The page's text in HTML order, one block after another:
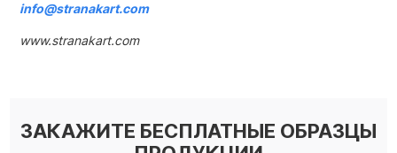
info@stranakart.com
www.stranakart.com
ЗАКАЖИТЕ БЕСПЛАТНЫЕ ОБРАЗЦЫ